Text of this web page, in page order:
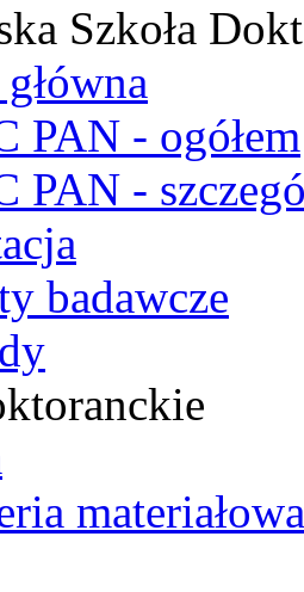
Szkoła
PAN - ogółem
PAN -
badawcze
materiałowa